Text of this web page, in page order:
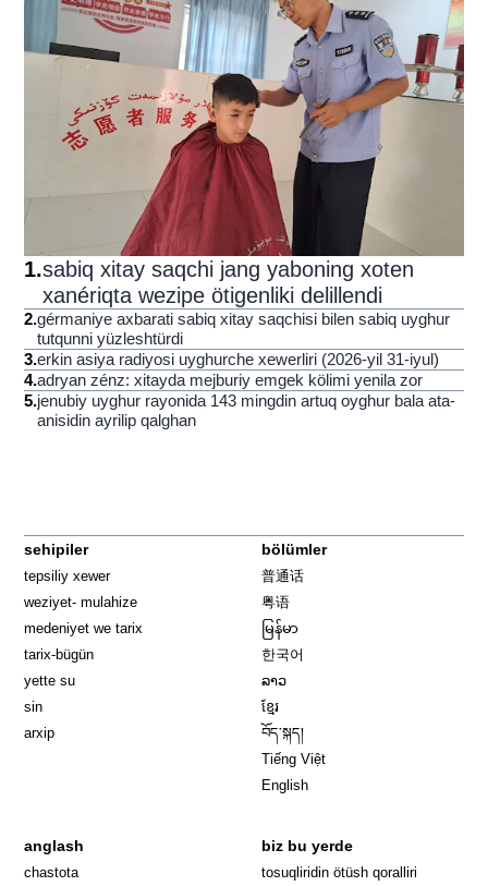
1.sabiq xitay saqchi jang yaboning xoten
xanériqta wezipe ötigenliki delillendi
2.gérmaniye axbarati sabiq xitay saqchisi bilen sabiq uyghur
tutqunni yüzleshtürdi
3.erkin asiya radiyosi uyghurche xewerliri (2026-yil 31-iyul)
4.adryan zénz: xitayda mejburiy emgek kölimi yenila zor
5.jenubiy uyghur rayonida 143 mingdin artuq oyghur bala ata-
anisidin ayrilip qalghan
sehipiler
tepsiliy xewer
weziyet- mulahize
medeniyet we tarix
tarix-bügün
yette su
sin
arxip
bölümler
普通话
粤语
မြန်မာ
한국어
ລາວ
ខ្មែរ
བོད་སྐད།
Tiếng Việt
English
anglash
chastota
biz bu yerde
tosuqliridin ötüsh qoralliri